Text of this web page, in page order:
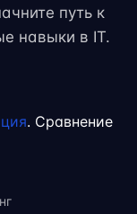
путь к
навыки в IT.
с
совмещать
. Сравнение